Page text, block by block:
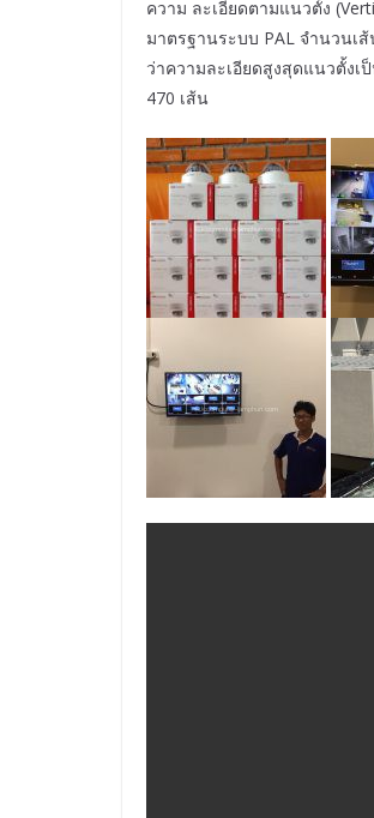
ความ ละเอียดตามแนวตั้ง
มาตรฐานระบบ PAL จำนวนเ
ว่าความละเอียดสูงสุดแนวตั้งเ
470 เส้น